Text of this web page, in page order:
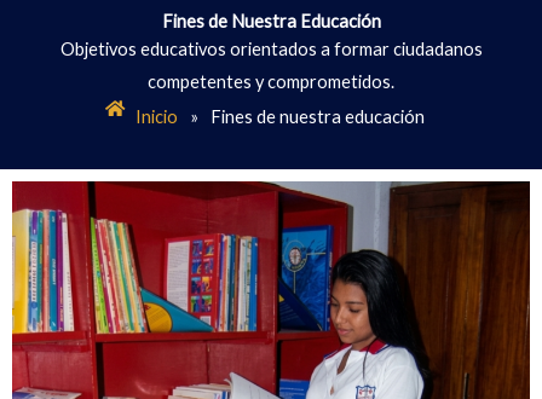
Fines de Nuestra Educación
Objetivos educativos orientados a formar ciudadanos
competentes y comprometidos.
Inicio
» Fines de nuestra educación